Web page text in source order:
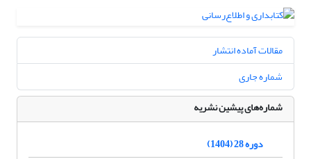
مقالات آماده انتشار
شماره جاری
شماره‌های پیشین نشریه
دوره 28 (1404)